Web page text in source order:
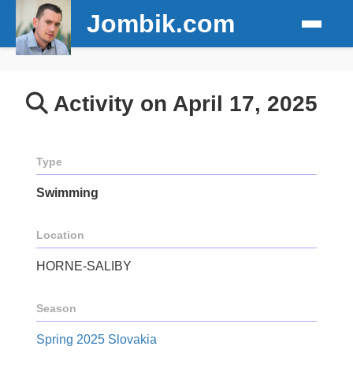
Jombik.com
Activity on April 17, 2025
Type
Swimming
Location
HORNE-SALIBY
Season
Spring 2025 Slovakia